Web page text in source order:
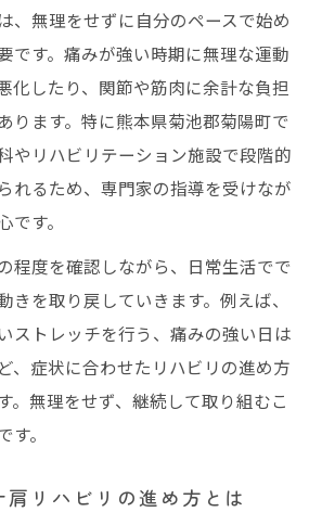
、無理をせずに自分のペースで始め
です。痛みが強い時期に無理な運動
化したり、関節や筋肉に余計な負担
ります。特に熊本県菊池郡菊陽町で
やリハビリテーション施設で段階的
れるため、専門家の指導を受けなが
です。
程度を確認しながら、日常生活でで
きを取り戻していきます。例えば、
ストレッチを行う、痛みの強い日は
、症状に合わせたリハビリの進め方
。無理をせず、継続して取り組むこ
。
肩リハビリの進め方とは